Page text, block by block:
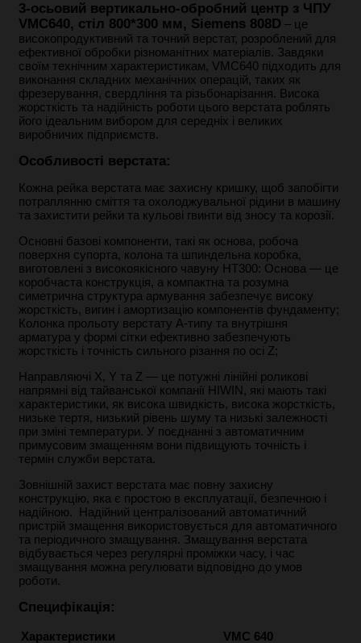
3-осьовий вертикально-обробний центр з ЧПУ
VMC640, стіл 800*300 мм, Siemens 808D – це
високопродуктивний та точний верстат, розроблений для
ефективної обробки різноманітних матеріалів. Завдяки
своїм технічним характеристикам, VMC640 підходить для
виконання складних механічних операцій, таких як
фрезерування, свердління та різьбонарізання. Висока
жорсткість та надійність роботи цього верстата роблять
його ідеальним вибором для середніх і великих
виробничих підприємств.
Особливості верстата:
Кожна рейка верстата має захисну кришку, щоб запобігти
потраплянню сміття та охолоджувальної рідини в машину
та захистити рейки та кульові гвинти від зносу та корозії.
Основні базові компоненти, такі як основа, робоча
поверхня супорта, колона та шпиндельна коробка,
виготовлені з високоякісного чавуну HT300: Основа — це
коробчаста конструкція, а компактна та розумна
симетрична структура армування забезпечує високу
жорсткість, вигин і амортизацію компонентів фундаменту;
Колонка прольоту верстату А-типу та внутрішня
арматура у формі сітки ефективно забезпечують
жорсткість і точність сильного різання по осі Z;
Направляючі X, Y та Z — це потужні лінійні роликові
напрямні від тайванської компанії HIWIN, які мають такі
характеристики, як висока швидкість, висока жорсткість,
низьке тертя, низький рівень шуму та низькі залежності
при зміні температури. У поєднанні з автоматичним
примусовим змащенням вони підвищують точність і
термін служби верстата.
Зовнішній захист верстата має повну захисну
конструкцію, яка є простою в експлуатації, безпечною і
надійною. Надійний централізований автоматичний
пристрій змащення використовується для автоматичного
та періодичного змащування. Змащування верстата
відбувається через регулярні проміжки часу, і час
змащування можна регулювати відповідно до умов
роботи.
Специфікація:
Характеристики
VMC 640